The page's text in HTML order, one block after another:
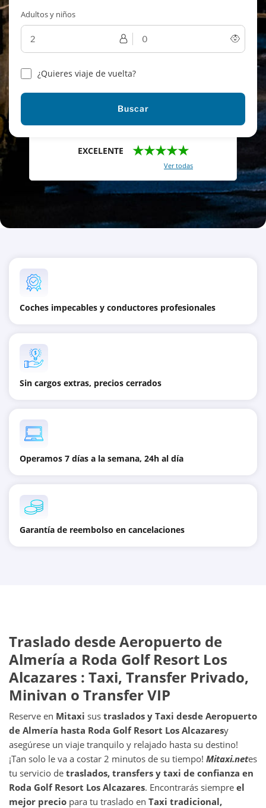
Adultos y niños
¿Quieres viaje de vuelta?
Buscar
EXCELENTE ★★★★★
Ver todas
Coches impecables y conductores profesionales
Sin cargos extras, precios cerrados
Operamos 7 días a la semana, 24h al día
Garantía de reembolso en cancelaciones
Traslado desdeAeropuerto de
Almería a Roda Golf Resort Los
Alcazares : Taxi, Transfer Privado,
Minivan o Transfer VIP
Reserve en Mitaxi sus traslados y Taxi desde Aeropuerto
de Almería hasta Roda Golf Resort Los Alcazaresy
asegúrese un viaje tranquilo y relajado hasta su destino!
¡Tan solo le va a costar 2 minutos de su tiempo! Mitaxi.netes
tu servicio de traslados, transfers y taxi de confianza en
Roda Golf Resort Los Alcazares. Encontrarás siempre el
mejor precio para tu traslado en Taxi tradicional,